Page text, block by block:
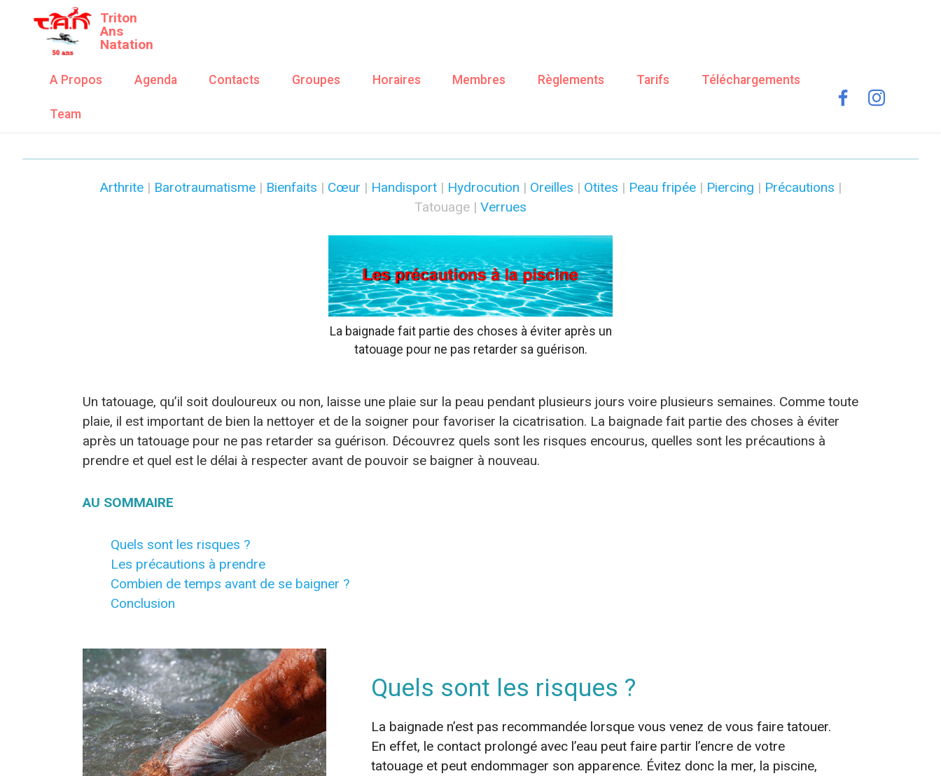
Triton
Ans
Natation
A Propos Agenda Contacts Groupes Horaires Membres Règlements Tarifs Téléchargements
Team
Arthrite| Barotraumatisme| Bienfaits | Cœur | Handisport| Hydrocution | Oreilles | Otites | Peau fripée| Piercing | Précautions |
Tatouage | Verrues
La baignade fait partie des choses à éviter après un
tatouage pour ne pas retarder sa guérison.
Un tatouage, qu’il soit douloureux ou non, laisse une plaie sur la peau pendant plusieurs jours voire plusieurs semaines. Comme toute
plaie, il est important de bien la nettoyer et de la soigner pour favoriser la cicatrisation. La baignade fait partie des choses à éviter
après un tatouage pour ne pas retarder sa guérison. Découvrez quels sont les risques encourus, quelles sont les précautions à
prendre et quel est le délai à respecter avant de pouvoir se baigner à nouveau.
AU SOMMAIRE
Quels sont les risques ?
Les précautions à prendre
Combien de temps avant de se baigner ?
Conclusion
Quels sont les risques ?
La baignade n’est pas recommandée lorsque vous venez de vous faire tatouer.
En effet, le contact prolongé avec l’eau peut faire partir l’encre de votre
tatouage et peut endommager son apparence. Évitez donc la mer, la piscine,